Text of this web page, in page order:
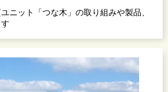
ニット「つな木」の取り組みや製品、